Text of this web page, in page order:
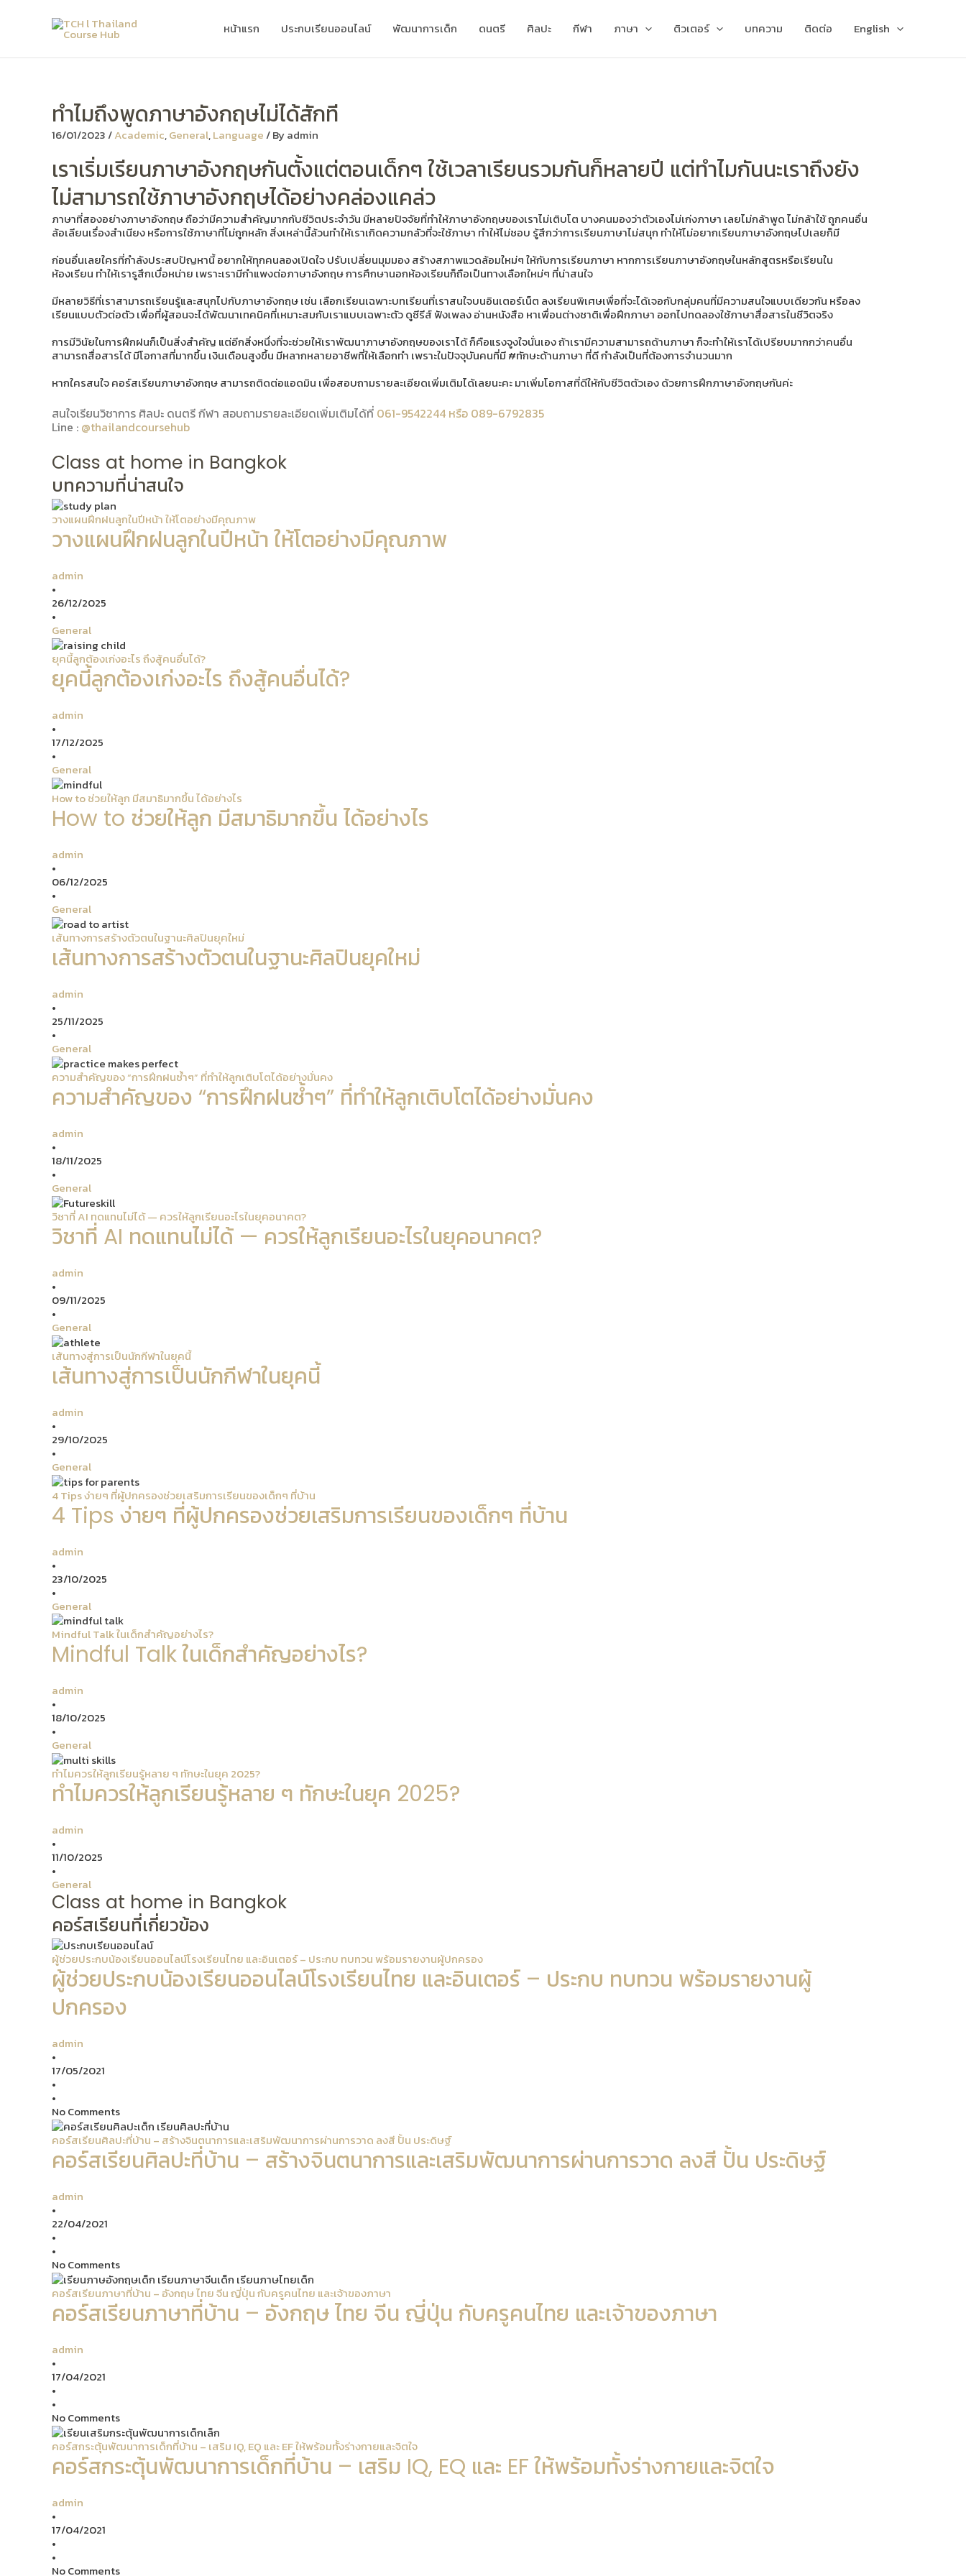
หน้าแรก ประกบเรียนออนไลน์ พัฒนาการเด็ก ดนตรี ศิลปะ กีฬา ภาษา ติวเตอร์ บทความ ติดต่อ English
ทำไมถึงพูดภาษาอังกฤษไม่ได้สักที
16/01/2023/Academic,General,Language/ Byadmin
เราเริ่มเรียนภาษาอังกฤษกันตั้งแต่ตอนเด็กๆ ใช้เวลาเรียนรวมกันก็หลายปี แต่ทำไมกันนะเราถึงยัง
ไม่สามารถใช้ภาษาอังกฤษได้อย่างคล่องแคล่ว
ภาษาที่สองอย่างภาษาอังกฤษ ถือว่ามีความสำคัญมากกับชีวิตประจำวัน มีหลายปัจจัยที่ทำให้ภาษาอังกฤษของเราไม่เติบโต บางคนมองว่าตัวเองไม่เก่งภาษา เลยไม่กล้าพูด ไม่กล้าใช้ ถูกคนอื่น
ล้อเลียนเรื่องสำเนียง หรือการใช้ภาษาที่ไม่ถูกหลัก สิ่งเหล่านี้ล้วนทำให้เราเกิดความกลัวที่จะใช้ภาษา ทำให้ไม่ชอบ รู้สึกว่าการเรียนภาษาไม่สนุก ทำให้ไม่อยากเรียนภาษาอังกฤษไปเลยก็มี
ก่อนอื่นเลยใครที่กำลังประสบปัญหานี้ อยากให้ทุกคนลองเปิดใจ ปรับเปลี่ยนมุมมอง สร้างสภาพแวดล้อมใหม่ๆ ให้กับการเรียนภาษา หากการเรียนภาษาอังกฤษในหลักสูตรหรือเรียนใน
ห้องเรียน ทำให้เรารูสึกเบื่อหน่าย เพราะเรามีกำแพงต่อภาษาอังกฤษ การศึกษานอกห้องเรียนก็ถือเป็นทางเลือกใหม่ๆ ที่น่าสนใจ
มีหลายวิธีที่เราสามารถเรียนรู้และสนุกไปกับภาษาอังกฤษ เช่น เลือกเรียนเฉพาะบทเรียนที่เราสนใจบนอินเตอร์เน็ต ลงเรียนพิเศษเพื่อที่จะได้เจอกับกลุ่มคนที่มีความสนใจแบบเดียวกัน หรือลง
เรียนแบบตัวต่อตัว เพื่อที่ผู้สอนจะได้พัฒนาเทคนิคที่เหมาะสมกับเราแบบเฉพาะตัว ดูซีรีส์ ฟังเพลง อ่านหนังสือ หาเพื่อนต่างชาติเพื่อฝึกภาษา ออกไปทดลองใช้ภาษาสื่อสารในชีวิตจริง
การมีวินัยในการฝึกฝนก็เป็นสิ่งสำคัญ แต่อีกสิ่งหนึ่งที่จะช่วยให้เราพัฒนาภาษาอังกฤษของเราได้ ก็คือแรงจูงใจนั่นเอง ถ้าเรามีความสามารถด้านภาษา ก็จะทำให้เราได้เปรียบมากกว่าคนอื่น
สามารถสื่อสารได้ มีโอกาสที่มากขึ้น เงินเดือนสูงขึ้น มีหลากหลายอาชีพที่ให้เลือกทำ เพราะในปัจจุบันคนที่มี #ทักษะด้านภาษา ที่ดี กำลังเป็นที่ต้องการจำนวนมาก
หากใครสนใจ คอร์สเรียนภาษาอังกฤษ สามารถติดต่อแอดมิน เพื่อสอบถามรายละเอียดเพิ่มเติมได้เลยนะคะ มาเพิ่มโอกาสที่ดีให้กับชีวิตตัวเอง ด้วยการฝึกภาษาอังกฤษกันค่ะ
สนใจเรียนวิชาการ ศิลปะ ดนตรี กีฬา สอบถามรายละเอียดเพิ่มเติมได้ที่ 061-9542244 หรือ 089-6792835
Line : @thailandcoursehub
Class at home in Bangkok
บทความที่น่าสนใจ
วางแผนฝึกฝนลูกในปีหน้า ให้โตอย่างมีคุณภาพ
วางแผนฝึกฝนลูกในปีหน้า ให้โตอย่างมีคุณภาพ
admin
•
26/12/2025
•
General
ยุคนี้ลูกต้องเก่งอะไร ถึงสู้คนอื่นได้?
ยุคนี้ลูกต้องเก่งอะไร ถึงสู้คนอื่นได้?
admin
•
17/12/2025
•
General
How to ช่วยให้ลูก มีสมาธิมากขึ้น ได้อย่างไร
How to ช่วยให้ลูก มีสมาธิมากขึ้น ได้อย่างไร
admin
•
06/12/2025
•
General
เส้นทางการสร้างตัวตนในฐานะศิลปินยุคใหม่
เส้นทางการสร้างตัวตนในฐานะศิลปินยุคใหม่
admin
•
25/11/2025
•
General
ความสำคัญของ “การฝึกฝนซ้ำๆ” ที่ทำให้ลูกเติบโตได้อย่างมั่นคง
ความสำคัญของ “การฝึกฝนซ้ำๆ” ที่ทำให้ลูกเติบโตได้อย่างมั่นคง
admin
•
18/11/2025
•
General
วิชาที่ AI ทดแทนไม่ได้ — ควรให้ลูกเรียนอะไรในยุคอนาคต?
วิชาที่ AI ทดแทนไม่ได้ — ควรให้ลูกเรียนอะไรในยุคอนาคต?
admin
•
09/11/2025
•
General
เส้นทางสู่การเป็นนักกีฬาในยุคนี้
เส้นทางสู่การเป็นนักกีฬาในยุคนี้
admin
•
29/10/2025
•
General
4 Tips ง่ายๆ ที่ผู้ปกครองช่วยเสริมการเรียนของเด็กๆ ที่บ้าน
4 Tips ง่ายๆ ที่ผู้ปกครองช่วยเสริมการเรียนของเด็กๆ ที่บ้าน
admin
•
23/10/2025
•
General
Mindful Talk ในเด็กสำคัญอย่างไร?
Mindful Talk ในเด็กสำคัญอย่างไร?
admin
•
18/10/2025
•
General
ทำไมควรให้ลูกเรียนรู้หลาย ๆ ทักษะในยุค 2025?
ทำไมควรให้ลูกเรียนรู้หลาย ๆ ทักษะในยุค 2025?
admin
•
11/10/2025
•
General
Class at home in Bangkok
คอร์สเรียนที่เกี่ยวข้อง
ผู้ช่วยประกบน้องเรียนออนไลน์โรงเรียนไทย และอินเตอร์ – ประกบ ทบทวน พร้อมรายงานผู้ปกครอง
ผู้ช่วยประกบน้องเรียนออนไลน์โรงเรียนไทย และอินเตอร์ – ประกบ ทบทวน พร้อมรายงานผู้
ปกครอง
admin
•
17/05/2021
•
•
No Comments
คอร์สเรียนศิลปะที่บ้าน – สร้างจินตนาการและเสริมพัฒนาการผ่านการวาด ลงสี ปั้น ประดิษฐ์
คอร์สเรียนศิลปะที่บ้าน – สร้างจินตนาการและเสริมพัฒนาการผ่านการวาด ลงสี ปั้น ประดิษฐ์
admin
•
22/04/2021
•
•
No Comments
คอร์สเรียนภาษาที่บ้าน – อังกฤษ ไทย จีน ญี่ปุ่น กับครูคนไทย และเจ้าของภาษา
คอร์สเรียนภาษาที่บ้าน – อังกฤษ ไทย จีน ญี่ปุ่น กับครูคนไทย และเจ้าของภาษา
admin
•
17/04/2021
•
•
No Comments
คอร์สกระตุ้นพัฒนาการเด็กที่บ้าน – เสริม IQ, EQ และ EF ให้พร้อมทั้งร่างกายและจิตใจ
คอร์สกระตุ้นพัฒนาการเด็กที่บ้าน – เสริม IQ, EQ และ EF ให้พร้อมทั้งร่างกายและจิตใจ
admin
•
17/04/2021
•
•
No Comments